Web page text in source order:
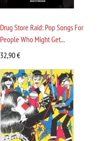
Drug Store Raid: Pop Songs For
People Who Might Get...
32,90€